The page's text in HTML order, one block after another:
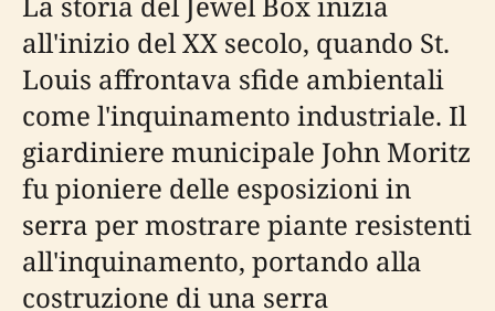
all'inizio del XX secolo, quando St.
Louis affrontava sfide ambientali
come l'inquinamento industriale. Il
giardiniere municipale John Moritz
fu pioniere delle esposizioni in
serra per mostrare piante resistenti
all'inquinamento, portando alla
costruzione di una serra